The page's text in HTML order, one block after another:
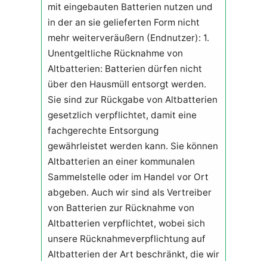
mit eingebauten Batterien nutzen und
in der an sie gelieferten Form nicht
mehr weiterveräußern (Endnutzer): 1.
Unentgeltliche Rücknahme von
Altbatterien: Batterien dürfen nicht
über den Hausmüll entsorgt werden.
Sie sind zur Rückgabe von Altbatterien
gesetzlich verpflichtet, damit eine
fachgerechte Entsorgung
gewährleistet werden kann. Sie können
Altbatterien an einer kommunalen
Sammelstelle oder im Handel vor Ort
abgeben. Auch wir sind als Vertreiber
von Batterien zur Rücknahme von
Altbatterien verpflichtet, wobei sich
unsere Rücknahmeverpflichtung auf
Altbatterien der Art beschränkt, die wir